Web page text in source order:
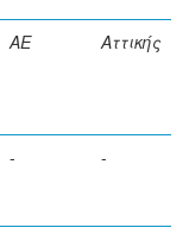
ΑΕ Αττικής
- -